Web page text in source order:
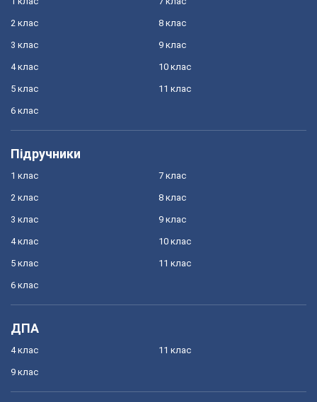
2 клас
3 клас
4 клас
5 клас
6 клас
8 клас
9 клас
10 клас
11 клас
Підручники
1 клас
2 клас
3 клас
4 клас
5 клас
6 клас
7 клас
8 клас
9 клас
10 клас
11 клас
ДПА
4 клас
9 клас
11 клас